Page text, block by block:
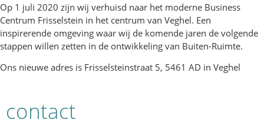
Op 1 juli 2020 zijn wij verhuisd naar het moderne Business
Centrum Frisselstein in het centrum van Veghel. Een
inspirerende omgeving waar wij de komende jaren de volgende
stappen willen zetten in de ontwikkeling van Buiten-Ruimte.
Ons nieuwe adres is Frisselsteinstraat 5, 5461 AD in Veghel
contact